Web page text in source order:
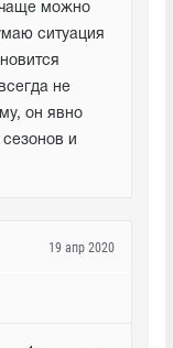
чаще можно
ситуация
не
он явно
сезонов и
19 апр 2020